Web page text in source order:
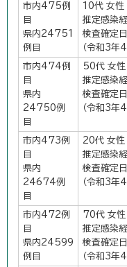
市内475例
目
県内24751
例目
10代 女性
推定感染
検査確定
（令和3年
市内474例
目
県内
24750例
目
50代 女性
推定感染
検査確定
（令和3年
市内473例
目
県内
24674例
目
20代 女性
推定感染
検査確定
（令和3年
市内472例
目
県内24599
例目
70代 女性
推定感染
検査確定
（令和3年